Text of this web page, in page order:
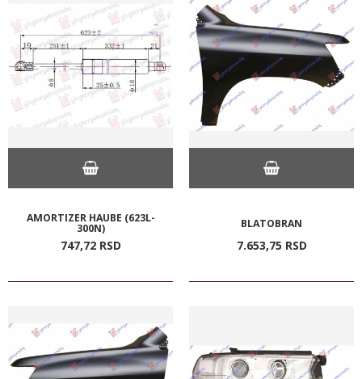
AMORTIZER HAUBE (623L-
300N)
747,72 RSD
BLATOBRAN
7.653,75 RSD